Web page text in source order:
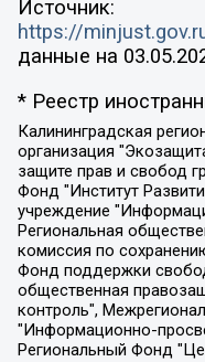
Источник:
https://
данные на
* Реестр
Калининградская региональная общественная организация "Экозащита!-Женсовет", Фонд содействия защите прав и свобод граждан "Общественный вердикт", Фонд "Институт Развития Свободы Информации", Частное учреждение "Информационное агентство МЕМО. РУ", Региональная общественная организация "Общественная комиссия по сохранению наследия академика Сахарова", Фонд поддержки свободы прессы, Санкт-Петербургская общественная правозащитная организация "Гражданский контроль", Межрегиональная общественная организация "Информационно-просветительский центр "Мемориал", Региональный Фонд "Центр Защиты Прав Средств Массовой Информации", с 05.12.2023 Фонд "Центр Защиты Прав Средств массовой информации", Региональная общественная благотворительная организация помощи беженцам и мигрантам "Гражданское содействие", Негосударственное образовательное учреждение дополнительного профессионального образования (повышение квалификации) специалистов "АКАДЕМИЯ ПО ПРАВАМ ЧЕЛОВЕКА", Свердловская региональная общественная организация "Сутяжник", Автономная некоммерческая организация "Центр независимых социологических исследований", Союз общественных объединений "Российский исследовательский центр по правам человека", Региональное общественное учреждение научно-информационный центр "МЕМОРИАЛ", Некоммерческая организация "Фонд защиты гласности", Автономная некоммерческая организация "Институт прав человека", Городская общественная организация "Екатеринбургское общество "МЕМОРИАЛ", Городская общественная организация "Рязанское историко-просветительское и правозащитное общество "Мемориал" (Рязанский Мемориал), Челябинский региональный орган общественной самодеятельности – женское общественное объединение "Женщины Евразии", Челябинский региональный орган общественной самодеятельности "Уральская правозащитная группа", Фонд содействия защите здоровья и социальной справедливости имени Андрея Рылькова, Автономная Некоммерческая Организация "Аналитический Центр Юрия Левады", Автономная некоммерческая организация социальной поддержки населения "Проект Апрель", Региональная общественная организация помощи женщинам и детям, находящимся в кризисной ситуации "Информационно-методический центр "Анна", Фонд содействия развитию массовых коммуникаций и правовому просвещению "Так-так-Так", Фонд содействия устойчивому развитию "Серебряная тайга", Свердловский региональный общественный фонд социальных проектов "Новое время", "Idel.Реалии", Кавказ.Реалии, Крым.Реалии, Телеканал Настоящее Время, Татаро-башкирская служба Радио Свобода (Azatliq Radiosi), Радио Свободная Европа/Радио Свобода (PCE/PC), "Сибирь.Реалии", "Фактограф", Благотворительный фонд помощи осужденным и их семьям, Автономная некоммерческая организация "Институт глобализации и социальных движений", Фонд "В защиту прав заключенных", Частное учреждение "Центр поддержки и содействия развитию средств массовой информации", Пензенский региональный общественный благотворительный фонд "Гражданский союз", "Север.Реалии", Некоммерческая организация Фонд "Правовая инициатива", Общество с ограниченной ответственностью "Радио Свободная Европа/Радио Свобода", Чешское информационное агентство "MEDIUM-ORIENT", Красноярская региональная общественная организация "Мы против СПИДа", Камалягин Денис Николаевич, Маркелов Сергей Евгеньевич, Пономарев Лев Александрович, Савицкая Людмила Алексеевна, Автономная некоммерческая организация "Центр по работе с проблемой насилия "НАСИЛИЮ.НЕТ", Межрегиональный профессиональный союз работников здравоохранения "Альянс врачей", Юридическое лицо, зарегистрированное в Латвийской Республике, SIA "Medusa Project" (регистрационный номер 40103797863, дата регистрации 10.06.2014), Некоммерческая организация "Фонд по борьбе с коррупцией", Автономная некоммерческая организация "Институт права и публичной политики", Баданин Роман Сергеевич, Гликин Максим Александрович, Железнова Мария Михайловна, Лукьянова Юлия Сергеевна, Маетная Елизавета Витальевна, Маняхин Петр Борисович, Чуракова Ольга Владимировна, Ярош Юлия Петровна, Юридическое лицо "The Insider SIA", зарегистрированное в Риге, Латвийская Республика (дата регистрации 26.06.2015), являющееся администратором доменного имени интернет-издания "The Insider SIA", https://theins.ru, Постернак Алексей Евгеньевич, Рубин Михаил Аркадьевич, Анин Роман Александрович, Юридическое лицо Istories fonds, зарегистрированное в Латвийской Республике (регистрационный номер 50008295751, дата регистрации 24.02.2020), Великовский Дмитрий Александрович, Долинина Ирина Николаевна, Мароховская Алеся Алексеевна, Шлейнов Роман Юрьевич, Шмагун Олеся Валентиновна, Общество с ограниченной ответственностью "Альтаир 2021", Общество с ограниченной ответственностью "Вега 2021", Общество с ограниченной ответственностью "Главный редактор 2021", Общество с ограниченной ответственностью "Ромашки монолит", Важенков Артем Валерьевич, Ивановская областная общественная организация "Центр гендерных исследований", Гурман Юрий Альбертович, Медиапроект "ОВД-Инфо", Егоров Владимир Владимирович,